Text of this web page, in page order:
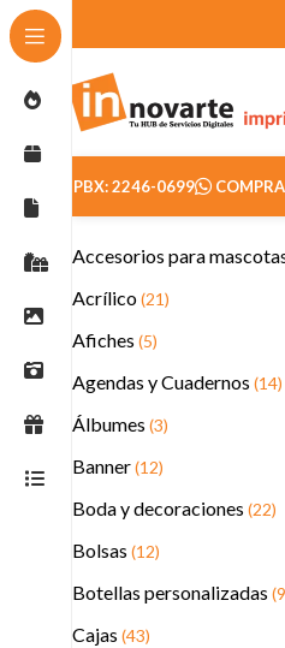
PBX: 2246-0699
Accesorios para
Acrílico(21)
Afiches (5)
Agendas y Cuadernos (14)
Álbumes (3)
Banner(12)
Boda y decoraciones (22)
Bolsas (12)
Botellas personalizadas
Cajas (43)